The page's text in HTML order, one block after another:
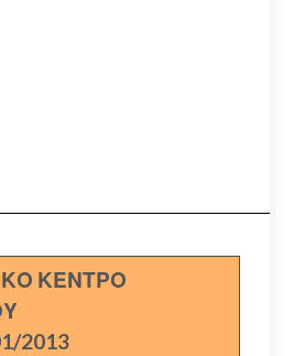
ΚΕΝΤΡΟ
2013